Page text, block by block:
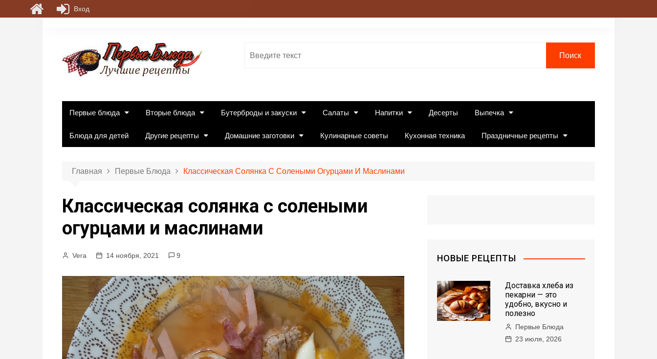
Первые блюда Вторые блюда Бутерброды и закуски Салаты Напитки Десерты Выпечка
Блюда для детей Другие рецепты Домашние заготовки Кулинарные советы Кухонная техника Праздничные рецепты
Главная Первые Блюда Классическая Солянка С Солеными Огурцами И Маслинами
Классическая солянка с солеными
огурцами и маслинами
Vera 14 ноября, 2021 9 НОВЫЕ РЕЦЕПТЫ
Доставка хлеба из
пекарни — это
удобно, вкусно и
полезно
Первые Блюда
23 июля, 2026
Вход